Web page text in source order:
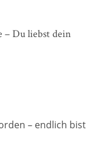
– Du liebst dein
– endlich bist